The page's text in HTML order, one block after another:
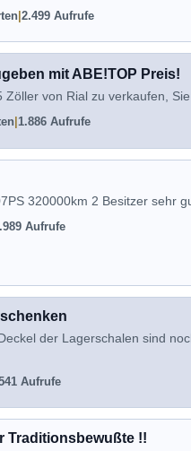
2.499 Aufrufe
mit ABE!TOP Preis!
Zöller von Rial zu verkaufen,
1.886 Aufrufe
320000km 2 Besitzer sehr
Aufrufe
der Lagerschalen sind
Aufrufe
Traditionsbewußte !!